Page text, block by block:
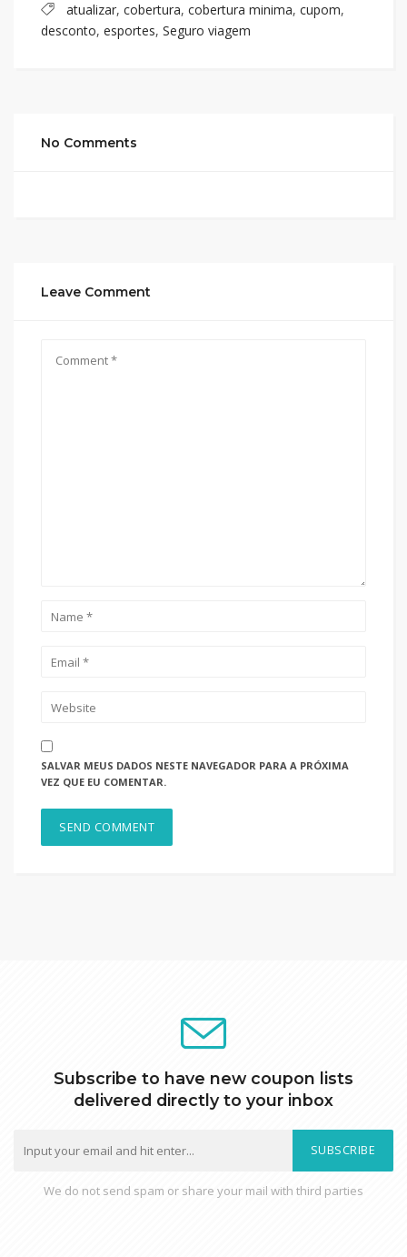
atualizar, cobertura, cobertura minima, cupom,
desconto, esportes, Seguro viagem
No Comments
Leave Comment
SALVAR MEUS DADOS NESTE NAVEGADOR PARA A PRÓXIMA
VEZ QUE EU COMENTAR.
Subscribe to have new coupon lists
delivered directly to your inbox
SUBSCRIBE
We do not send spam or share your mail with third parties